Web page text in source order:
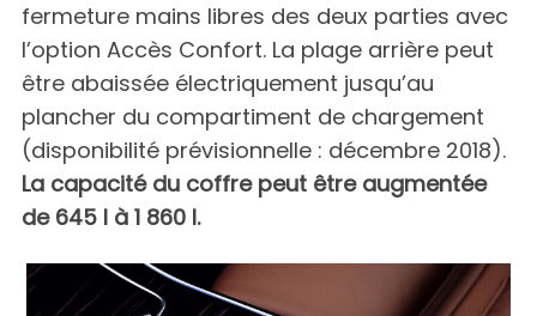
fermeture mains libres des deux parties avec
l’option Accès Confort. La plage arrière peut
être abaissée électriquement jusqu’au
plancher du compartiment de chargement
(disponibilité prévisionnelle : décembre 2018).
La capacité du coffre peut être augmentée
de 645 l à 1 860 l.